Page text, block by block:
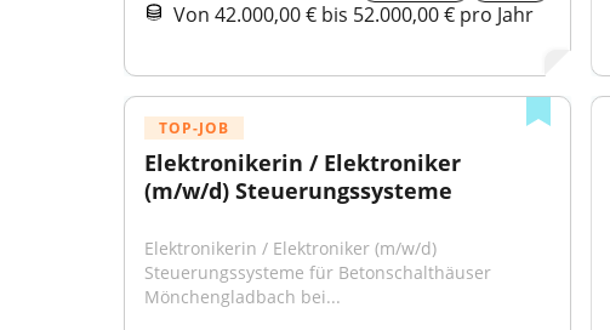
Von 42.000,00 € bis 52.000,00 € pro Jahr
TOP-JOB
Elektronikerin / Elektroniker
(m/w/d) Steuerungssysteme
Elektronikerin / Elektroniker (m/w/d)
Steuerungssysteme für Betonschalthäuser
Mönchengladbach bei...